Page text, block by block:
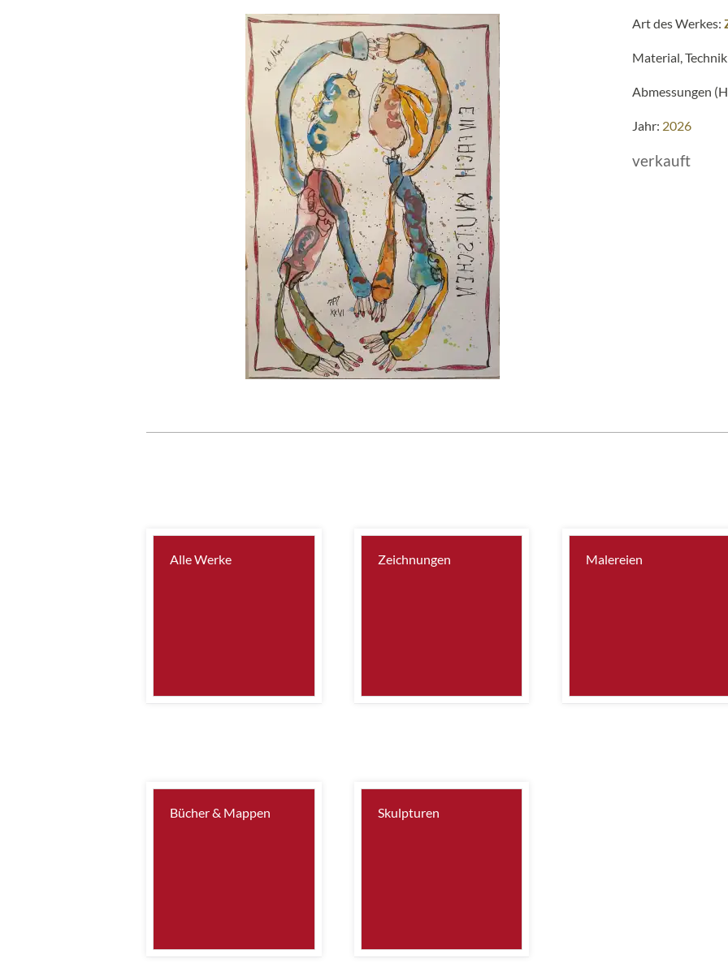
Art des Werkes:
Material,
Abmessungen
Jahr: 2026
verkauft
Alle Werke Zeichnungen Malereien
Bücher & Mappen Skulpturen